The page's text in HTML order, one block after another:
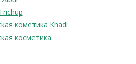
кометика Khadi
косметика